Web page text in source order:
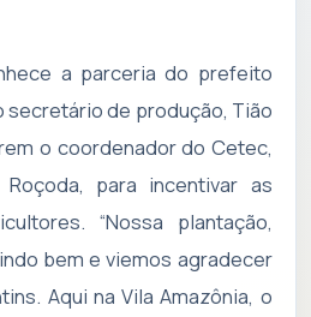
a parceria do prefeito
secretário de produção, Tião
o coordenador do Cetec,
para incentivar as
“Nossa plantação,
bem e viemos agradecer
Aqui na Vila Amazônia, o